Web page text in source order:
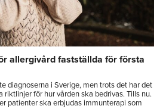
allergivård fastställda för första
diagnoserna i Sverige, men trots det har det
riktlinjer för hur vården ska bedrivas. Tills nu.
patienter ska erbjudas immunterapi som